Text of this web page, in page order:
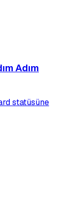
Adım
statüsüne